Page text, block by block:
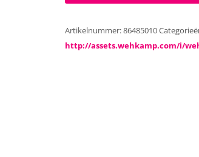
Artikelnummer:86485010
http://assets.wehkamp.com/i/